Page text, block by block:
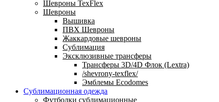
Шевроны TexFlex
Шевроны
Вышивка
ПВХ Шевроны
Жаккардовые шевроны
Сублимация
Эксклюзивные трансферы
Трансферы 3D/4D Флок (Lextra)
/shevrony-texflex/
Эмблемы Ecodomes
Сублимационная одежда
Футболки сублимационные